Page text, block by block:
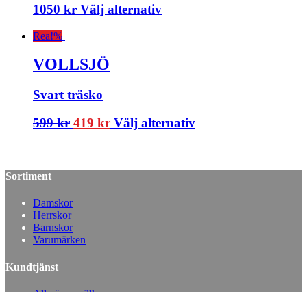
1050 kr Välj alternativ
Rea!%
VOLLSJÖ
Svart träsko
599kr 419 kr Välj alternativ
Sortiment
Damskor
Herrskor
Barnskor
Varumärken
Kundtjänst